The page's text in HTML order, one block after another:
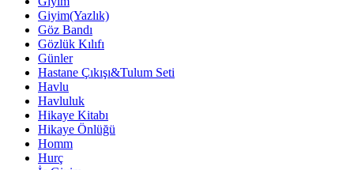
Giyim(Yazlık)
Göz Bandı
Gözlük Kılıfı
Günler
Hastane Çıkışı&Tulum Seti
Havlu
Havluluk
Hikaye Kitabı
Hikaye Önlüğü
Homm
Hurç